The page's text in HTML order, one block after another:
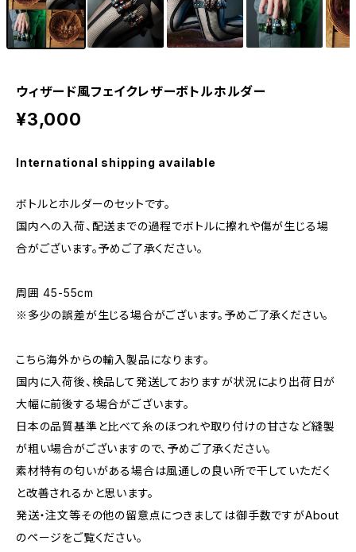
ウィザード風フェイクレザーボトルホルダー
¥3,000
International shipping available
ボトルとホルダーのセットです。
国内への入荷、配送までの過程でボトルに擦れや傷が生じる場
合がございます。予めご了承ください。
周囲 45-55cm
※多少の誤差が生じる場合がございます。予めご了承ください。
こちら海外からの輸入製品になります。
国内に入荷後、検品して発送しておりますが状況により出荷日が
大幅に前後する場合がございます。
日本の品質基準と比べて糸のほつれや取り付けの甘さなど縫製
が粗い場合がございますので、予めご了承ください。
素材特有の匂いがある場合は風通しの良い所で干していただく
と改善されるかと思います。
発送・注文等その他の留意点につきましては御手数ですがAbout
のページをご覧ください。